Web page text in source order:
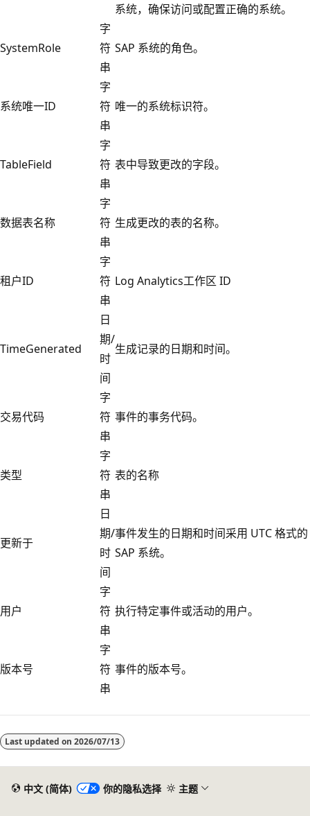
系统，确保访问或配置正确的系统。
SystemRole
字
符
串
SAP 系统的角色。
系统唯一ID
字
符
串
唯一的系统标识符。
TableField
字
符
串
表中导致更改的字段。
数据表名称
字
符
串
生成更改的表的名称。
租户ID
字
符
串
Log Analytics工作区 ID
TimeGenerated
日
期/
时
间
生成记录的日期和时间。
交易代码
字
符
串
事件的事务代码。
类型
字
符
串
表的名称
更新于
日
期/
时
间
事件发生的日期和时间采用 UTC 格式的
SAP 系统。
用户
字
符
串
执行特定事件或活动的用户。
版本号
字
符
串
事件的版本号。
Last updated on 2026/07/13
中文 (简体) 你的隐私选择 主题